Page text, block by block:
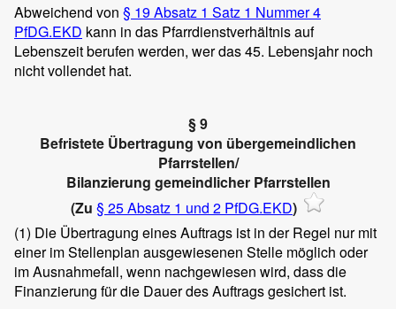
Abweichend von § 19 Absatz 1 Satz 1 Nummer 4
PfDG.EKD kann in das Pfarrdienstverhältnis auf
Lebenszeit berufen werden, wer das 45. Lebensjahr noch
nicht vollendet hat.
§ 9
Befristete Übertragung von übergemeindlichen
Pfarrstellen/
Bilanzierung gemeindlicher Pfarrstellen
(Zu § 25 Absatz 1 und 2 PfDG.EKD)
(1) Die Übertragung eines Auftrags ist in der Regel nur mit
einer im Stellenplan ausgewiesenen Stelle möglich oder
im Ausnahmefall, wenn nachgewiesen wird, dass die
Finanzierung für die Dauer des Auftrags gesichert ist.